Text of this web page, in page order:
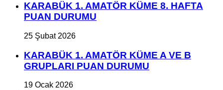
KARABÜK 1. AMATÖR KÜME 8. HAFTA
PUAN DURUMU
25 Şubat 2026
KARABÜK 1. AMATÖR KÜME A VE B
GRUPLARI PUAN DURUMU
19 Ocak 2026